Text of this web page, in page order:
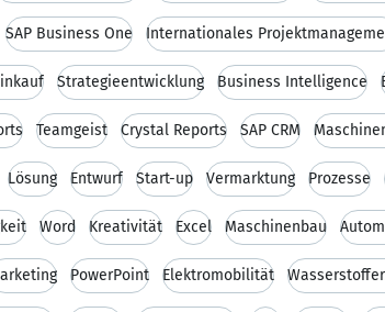
SAP Business One Internationales
Strategieentwicklung Business Intelligence
Teamgeist Crystal Reports SAP CRM
Lösung Entwurf Start-up Vermarktung Prozesse
Word Kreativität Excel Maschinenbau
PowerPoint Elektromobilität